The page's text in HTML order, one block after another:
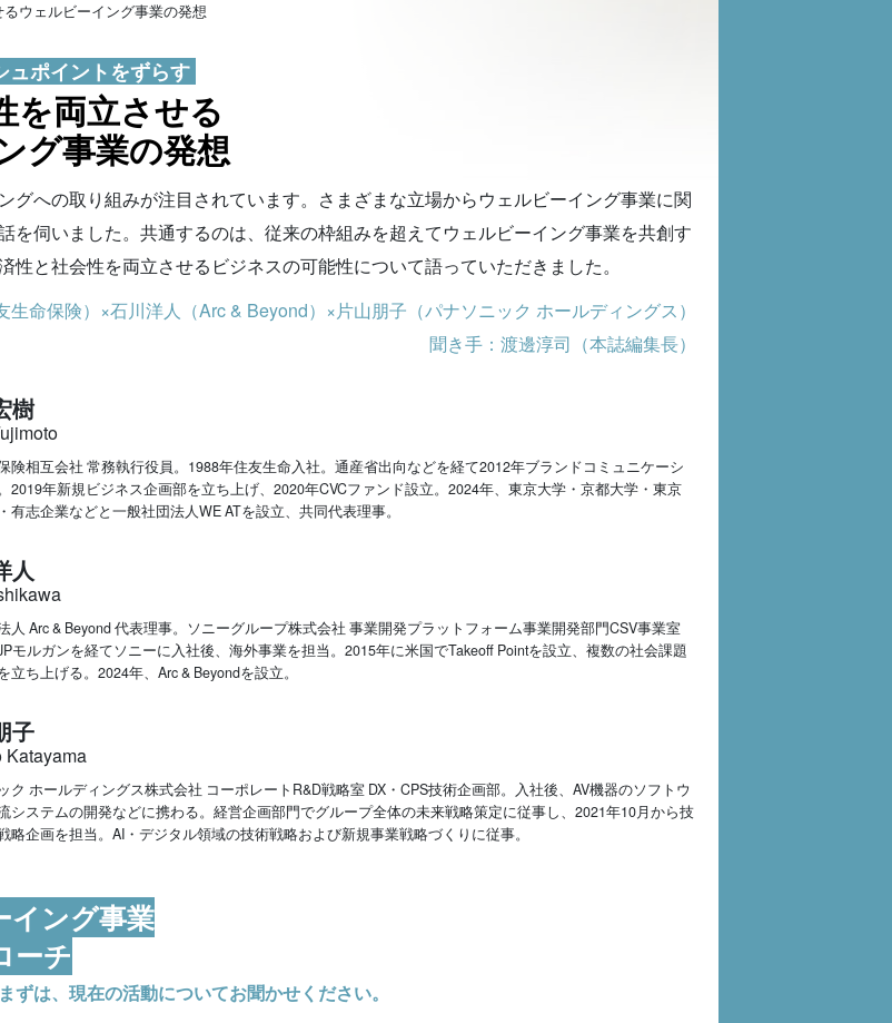
ウェルビーイング事業の発想
ュポイントをずらす
を両立させる
グ事業の発想
グへの取り組みが注目されています。さまざまな立場からウェルビーイング事業に関
を伺いました。共通するのは、従来の枠組みを超えてウェルビーイング事業を共創す
性と社会性を両立させるビジネスの可能性について語っていただきました。
生命保険）×石川洋人（Arc & Beyond）×片山朋子（パナソニック ホールディングス）
聞き手：渡邊淳司（本誌編集長）
樹
険相互会社 常務執行役員。1988年住友生命入社。通産省出向などを経て2012年ブランドコミュニケーシ
2019年新規ビジネス企画部を立ち上げ、2020年CVCファンド設立。2024年、東京大学・京都大学・東京
有志企業などと一般社団法人WE ATを設立、共同代表理事。
人
人 Arc & Beyond 代表理事。ソニーグループ株式会社 事業開発プラットフォーム事業開発部門CSV事業室
モルガンを経てソニーに入社後、海外事業を担当。2015年に米国でTakeoff Pointを設立、複数の社会課題
立ち上げる。2024年、Arc & Beyondを設立。
子
Katayama
ク ホールディングス株式会社 コーポレートR&D戦略室 DX・CPS技術企画部。入社後、AV機器のソフトウ
システムの開発などに携わる。経営企画部門でグループ全体の未来戦略策定に従事し、2021年10月から技
略企画を担当。AI・デジタル領域の技術戦略および新規事業戦略づくりに従事。
イング事業
ーチ
ずは、現在の活動についてお聞かせください。